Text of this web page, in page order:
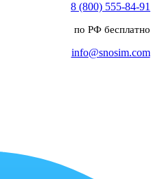
8 (800) 555-84-91
по РФ бесплатно
info@snosim.com